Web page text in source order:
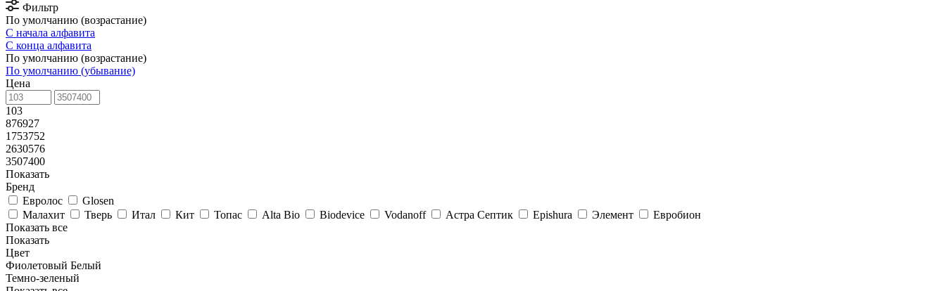
Фильтр
По умолчанию (возрастание)
С начала алфавита
С конца алфавита
По умолчанию (возрастание)
По умолчанию (убывание)
Цена
103
876927
1753752
2630576
3507400
Показать
Бренд
Евролос
Glosen
Малахит
Тверь Итал Кит Топас Alta Bio Biodevice Vodanoff Астра Септик Epishura Элемент
Евробион
Показать все
Показать
Цвет
Фиолетовый Белый
Темно-зеленый